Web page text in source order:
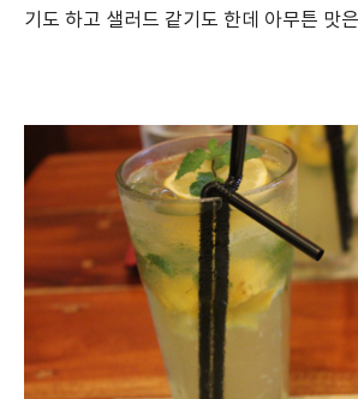
기도 하고 샐러드 같기도 한데 아무튼 맛